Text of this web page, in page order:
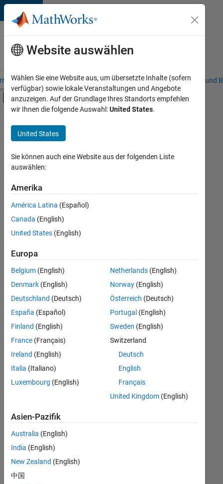
Weiter zum Inhalt
Karriere
bei
MathWorks
– Übersicht Stellensuche Niederlassungen Studierende und
Umschaltung für Off-Canvas-
Hauptinhalt
Commercial Sales
Marketing Communications
Marketing Services
Legal
+3
Derzeit
es
keine
offenen
Stellen,
Ihren
Suchkriterien
entsprechen.
können
die
Suchkriterien
weiter
fassen
oder
alle
Stellenangebote
anzeigen .
noch
keine
offenen
Stellen
können,
Website auswählen
Wählen Sie eine Website aus, um übersetzte Inhalte (sofern
verfügbar) sowie lokale Veranstaltungen und Angebote
anzuzeigen. Auf der Grundlage Ihres Standorts empfehlen
wir Ihnen die folgende Auswahl:United States.
United States
Sie können auch eine Website aus der folgenden Liste
auswählen:
Amerika
América Latina (Español)
Canada (English)
United States (English)
Europa
Belgium (English)
Denmark (English)
Deutschland (Deutsch)
España (Español)
Finland (English)
France (Français)
Ireland (English)
Italia (Italiano)
Luxembourg (English)
Netherlands(English)
Norway(English)
Österreich (Deutsch)
Portugal (English)
Sweden (English)
Switzerland
Deutsch
English
Français
United Kingdom(English)
Asien-Pazifik
Australia (English)
India (English)
New Zealand (English)
中国